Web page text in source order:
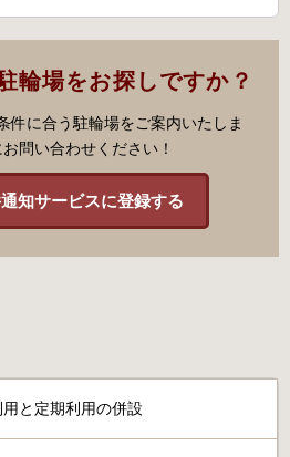
輪場をお探しですか？
件に合う駐輪場をご案内いたしま
問い合わせください！
知サービスに登録する
と定期利用の併設